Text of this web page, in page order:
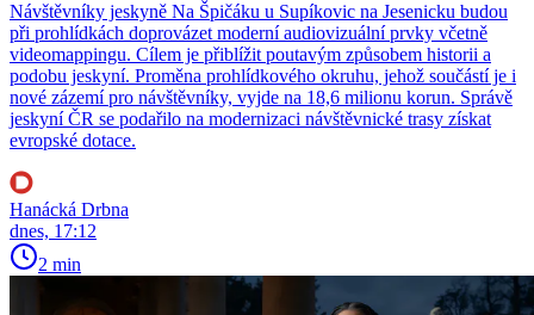
Návštěvníky jeskyně Na Špičáku u Supíkovic na Jesenicku budou
při prohlídkách doprovázet moderní audiovizuální prvky včetně
videomappingu. Cílem je přiblížit poutavým způsobem historii a
podobu jeskyní. Proměna prohlídkového okruhu, jehož součástí je i
nové zázemí pro návštěvníky, vyjde na 18,6 milionu korun. Správě
jeskyní ČR se podařilo na modernizaci návštěvnické trasy získat
evropské dotace.
Hanácká Drbna
dnes, 17:12
2 min